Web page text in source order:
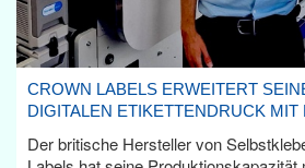
CROWN LABELS ERWEITERT
DIGITALEN ETIKETTENDRUCK
Der britische Hersteller von